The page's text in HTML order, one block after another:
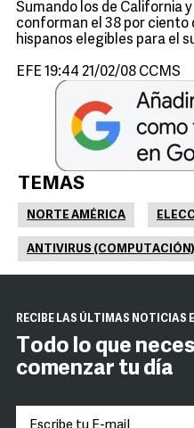
Sumando los de California
conforman el 38 por ciento
hispanos elegibles para el
EFE 19:44 21/02/08 CCMS
TEMAS
NORTE AMÉRICA
ANTIVIRUS (COMPUTACIÓN)
RECIBE LAS ÚLTIMAS NOTICIAS
Todo lo que
comenzar tu día